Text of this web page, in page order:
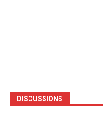
DISCUSSIONS